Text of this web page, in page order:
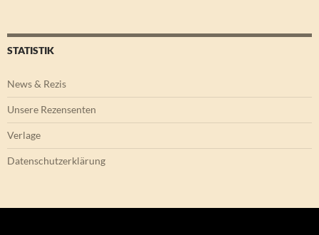
STATISTIK
News & Rezis
Unsere Rezensenten
Verlage
Datenschutzerklärung